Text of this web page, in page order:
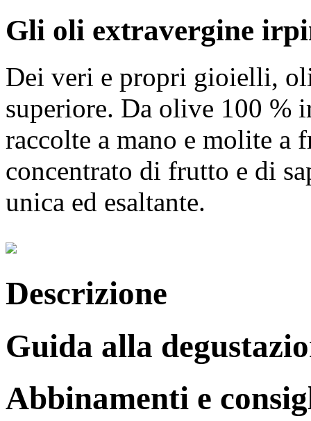
Gli oli extravergine
Dei veri e propri gioielli,
superiore. Da olive 100 %
raccolte a mano e molite a
concentrato di frutto e di
unica ed esaltante.
Descrizione
Guida alla
Abbinamenti e